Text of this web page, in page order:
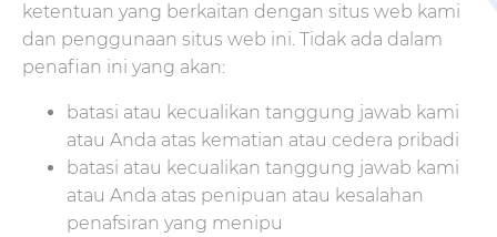
ketentuan yang berkaitan dengan situs web kami
dan penggunaan situs web ini. Tidak ada dalam
penafian ini yang akan:
batasi atau kecualikan tanggung jawab kami
atau Anda atas kematian atau cedera pribadi
batasi atau kecualikan tanggung jawab kami
atau Anda atas penipuan atau kesalahan
penafsiran yang menipu